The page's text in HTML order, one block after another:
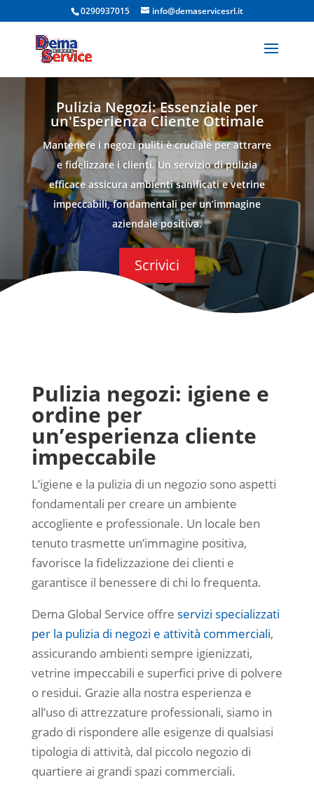
0290937015 info@demaservicesrl.it
Pulizia Negozi: Essenziale per
un'Esperienza Cliente Ottimale
Mantenere i negozi puliti è cruciale per attrarre
e fidelizzare i clienti. Un servizio di pulizia
efficace assicura ambienti sanificati e vetrine
impeccabili, fondamentali per un’immagine
aziendale positiva.
Scrivici
Pulizia negozi: igiene e
ordine per
un’esperienza cliente
impeccabile
L’igiene e la pulizia di un negozio sono aspetti
fondamentali per creare un ambiente
accogliente e professionale. Un locale ben
tenuto trasmette un’immagine positiva,
favorisce la fidelizzazione dei clienti e
garantisce il benessere di chi lo frequenta.
Dema Global Service offre servizi specializzati
per la pulizia di negozi e attività commerciali,
assicurando ambienti sempre igienizzati,
vetrine impeccabili e superfici prive di polvere
o residui. Grazie alla nostra esperienza e
all’uso di attrezzature professionali, siamo in
grado di rispondere alle esigenze di qualsiasi
tipologia di attività, dal piccolo negozio di
quartiere ai grandi spazi commerciali.